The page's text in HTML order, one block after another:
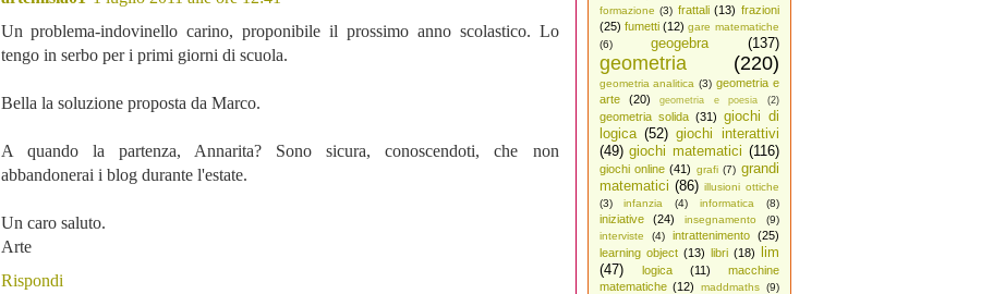
formazione (3) frattali (13) frazioni
(25) fumetti (12) gare matematiche
(6)
geogebra (137)
geometria (220)
geometria analitica (3) geometria e
arte
(20) geometria e poesia (2)
geometria solida (31) giochi di
logica (52) giochi interattivi
(49) giochi matematici (116)
giochi online (41) grafi (7) grandi
matematici (86) illusioni ottiche
(3)
infanzia (4) informatica (8)
iniziative (24) insegnamento
(9)
interviste
(4) intrattenimento
(25)
learning object (13) libri (18)
lim
(47)
logica (11)
macchine
matematiche (12) maddmaths (9)
Un problema-indovinello carino, proponibile il prossimo anno scolastico. Lo
tengo in serbo per i primi giorni di scuola.
Bella la soluzione proposta da Marco.
A quando la partenza, Annarita? Sono sicura, conoscendoti, che non
abbandonerai i blog durante l'estate.
Un caro saluto.
Arte
Rispondi